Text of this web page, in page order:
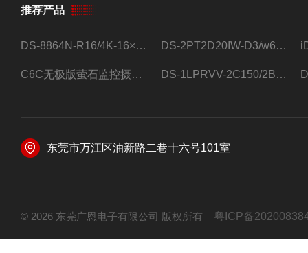
推荐产品
DS-8864N-R16/4K-16×4T/希捷16盘位录像机 DS-2PT2D20IW-D3/w64路高清硬盘录像机
C6C无极版萤石监控摄像头 DS-1LPRVV-2C150/2B监控室外夜视高清电源线护套线200米/卷
东莞市万江区油新路二巷十六号101室
© 2026 东莞广恩电子有限公司 版权所有 粤ICP备